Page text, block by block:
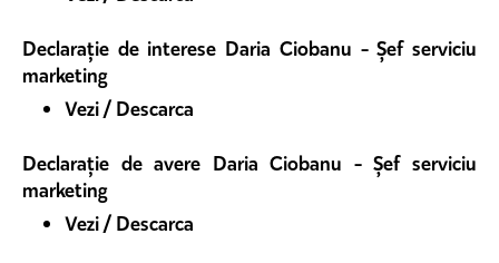
Declarație de interese Daria Ciobanu - Șef serviciu
marketing
Vezi / Descarca
Declarație de avere Daria Ciobanu - Șef serviciu
marketing
Vezi / Descarca